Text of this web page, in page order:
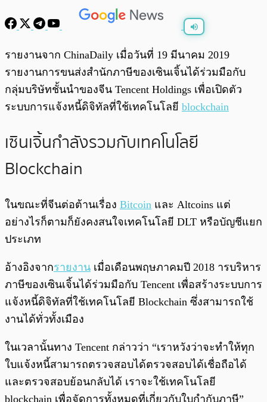
รายงานจาก ChinaDaily เมื่อวันที่ 19 มีนาคม 2019
รายงานการขนส่งสำนักภาษีของเซินเจิ้นได้ร่วมมือกับ
กลุ่มบริษัทชั้นนำของจีน Tencent Holdings เพื่อเปิดตัว
ระบบการแจ้งหนี้ดิจิทัลที่ใช้เทคโนโลยี blockchain
เซินเจิ้นกำลังรวมกับเทคโนโลยี
Blockchain
ในขณะที่จีนต่อต้านเรื่อง Bitcoin และ Altcoins แต่
อย่างไรก็ตามก็ยังคงสนใจเทคโนโลยี DLT หรือบัญชีแยก
ประเภท
อ้างอิงจากรายงาน เมื่อเดือนพฤษภาคมปี 2018 ารบริหาร
ภาษีของเซินเจิ้นได้ร่วมมือกับ Tencent เพื่อสร้างระบบการ
แจ้งหนี้ดิจิทัลที่ใช้เทคโนโลยี Blockchain ซึ่งสามารถใช้
งานได้ทั่วทั้งเมือง
ในเวลานั้นทาง Tencent กล่าวว่า “เราหวังว่าจะทำให้ทุก
ใบแจ้งหนี้สามารถตรวจสอบได้ตรวจสอบได้เชื่อถือได้
และตรวจสอบย้อนกลับได้ เราจะใช้เทคโนโลยี
blockchain เพื่อจัดการทั้งหมดที่เกี่ยวกับใบกำกับภาษี”